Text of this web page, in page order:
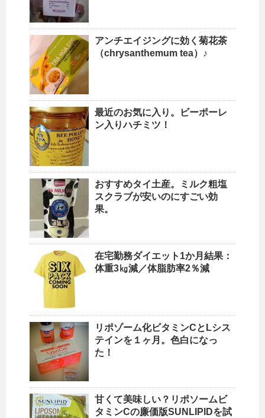
アンチエイジングに効く菊花茶
（chrysanthemum tea）♪
最近のお気に入り。ビーポーレ
ン入りハチミツ！
おすすめタイ土産。ミルク粗塩
スクラブが安いのにすごい効
果。
在宅勤務ダイエット1か月結果：
体重3㎏減／体脂肪率2％減
リポゾーム化ビタミンCとLシス
テインを１ヶ月。色白になっ
た！
甘くて美味しい？リポソームビ
タミンCの廉価版SUNLIPIDを試